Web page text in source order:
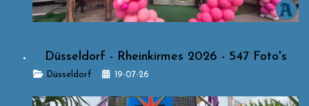
Düsseldorf - Rheinkirmes 2026 - 547 Foto's
DetailsDüsseldorf 19-07-26